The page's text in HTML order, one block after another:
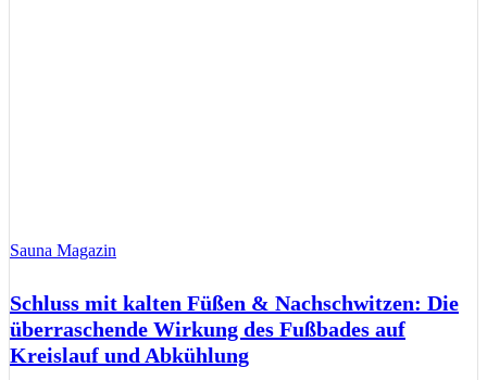
Sauna Magazin
Schluss mit kalten Füßen & Nachschwitzen: Die
überraschende Wirkung des Fußbades auf
Kreislauf und Abkühlung